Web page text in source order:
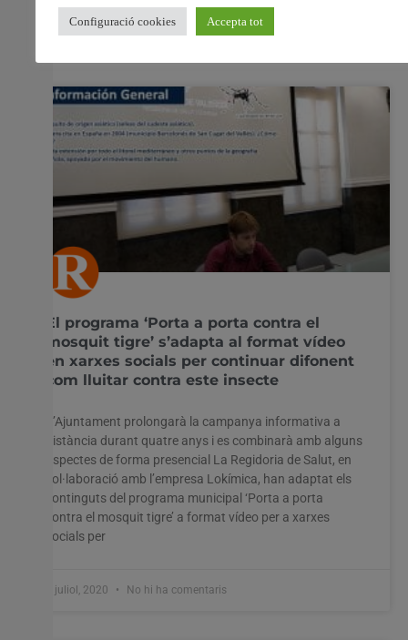
1 juliol, 2020 No hi ha comentaris
El programa ‘Porta a porta contra el
mosquit tigre’ s’adapta al format vídeo
en xarxes socials per continuar difonent
com lluitar contra este insecte
L’Ajuntament prolongarà la campanya informativa a
distància durant quatre anys i es combinarà amb alguns
aspectes de forma presencial La Regidoria de Salut, en
col·laboració amb l’empresa Lokímica, han adaptat els
continguts del programa municipal ‘Porta a porta
contra el mosquit tigre’ a format vídeo per a xarxes
socials per
1 juliol, 2020 No hi ha comentaris